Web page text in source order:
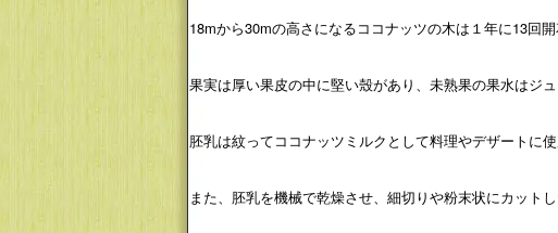
18mから30mの高さになるココナッツの木は１年に13回
果実は厚い果皮の中に堅い殼があり、未熟果の果水はジュ
胚乳は紋ってココナッツミルクとして料理やデザートに使
また、胚乳を機械で乾燥させ、細切りや粉末状にカット